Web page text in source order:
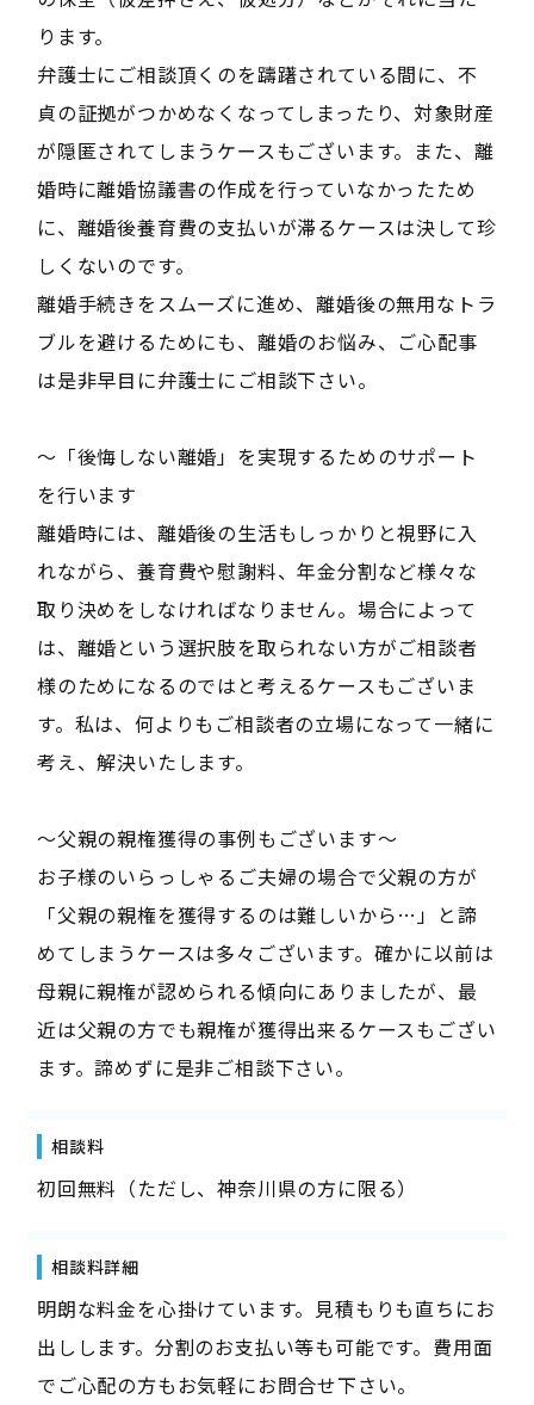
ります。
弁護士にご相談頂くのを躊躇されている間に、不
貞の証拠がつかめなくなってしまったり、対象財産
が隠匿されてしまうケースもございます。また、離
婚時に離婚協議書の作成を行っていなかったため
に、離婚後養育費の支払いが滞るケースは決して珍
しくないのです。
離婚手続きをスムーズに進め、離婚後の無用なトラ
ブルを避けるためにも、離婚のお悩み、ご心配事
は是非早目に弁護士にご相談下さい。
～「後悔しない離婚」を実現するためのサポート
を行います
離婚時には、離婚後の生活もしっかりと視野に入
れながら、養育費や慰謝料、年金分割など様々な
取り決めをしなければなりません。場合によって
は、離婚という選択肢を取られない方がご相談者
様のためになるのではと考えるケースもございま
す。私は、何よりもご相談者の立場になって一緒に
考え、解決いたします。
～父親の親権獲得の事例もございます～
お子様のいらっしゃるご夫婦の場合で父親の方が
「父親の親権を獲得するのは難しいから…」と諦
めてしまうケースは多々ございます。確かに以前は
母親に親権が認められる傾向にありましたが、最
近は父親の方でも親権が獲得出来るケースもござい
ます。諦めずに是非ご相談下さい。
相談料
初回無料（ただし、神奈川県の方に限る）
相談料詳細
明朗な料金を心掛けています。見積もりも直ちにお
出しします。分割のお支払い等も可能です。費用面
でご心配の方もお気軽にお問合せ下さい。